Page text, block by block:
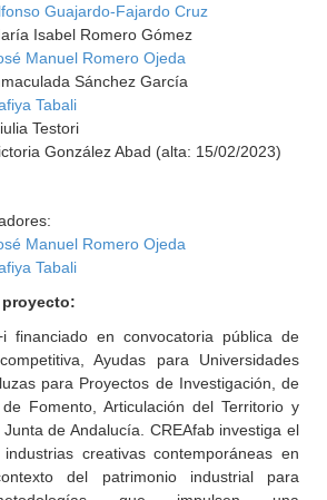
Guajardo-Fajardo Cruz
Isabel Romero Gómez
Manuel Romero Ojeda
Sánchez García
Tabali
Testori
González Abad (alta: 15/02/2023)
Manuel Romero Ojeda
Tabali
proyecto:
financiado en convocatoria pública de
Ayudas para Universidades
para Proyectos de Investigación, de
Fomento, Articulación del Territorio y
de Andalucía.
CREAfab investiga el
creativas contemporáneas en
del patrimonio industrial para